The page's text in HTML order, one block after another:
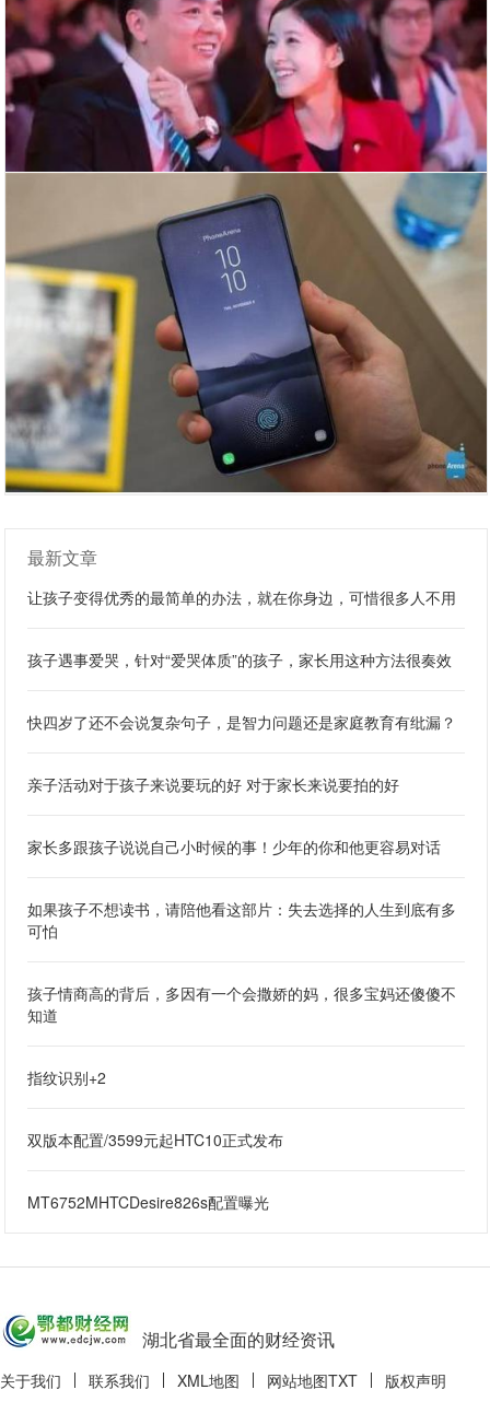
最新文章
让孩子变得优秀的最简单的办法，就在你身边，可惜很多人不用
孩子遇事爱哭，针对“爱哭体质”的孩子，家长用这种方法很奏效
快四岁了还不会说复杂句子，是智力问题还是家庭教育有纰漏？
亲子活动对于孩子来说要玩的好 对于家长来说要拍的好
家长多跟孩子说说自己小时候的事！少年的你和他更容易对话
如果孩子不想读书，请陪他看这部片：失去选择的人生到底有多
可怕
孩子情商高的背后，多因有一个会撒娇的妈，很多宝妈还傻傻不
知道
指纹识别+2
双版本配置/3599元起HTC10正式发布
MT6752MHTCDesire826s配置曝光
湖北省最全面的财经资讯
关于我们 联系我们 XML地图 网站地图TXT 版权声明